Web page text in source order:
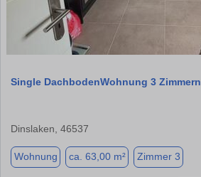
Single DachbodenWohnung 3 Zimmern
Dinslaken, 46537
Wohnung ca. 63,00 m² Zimmer 3